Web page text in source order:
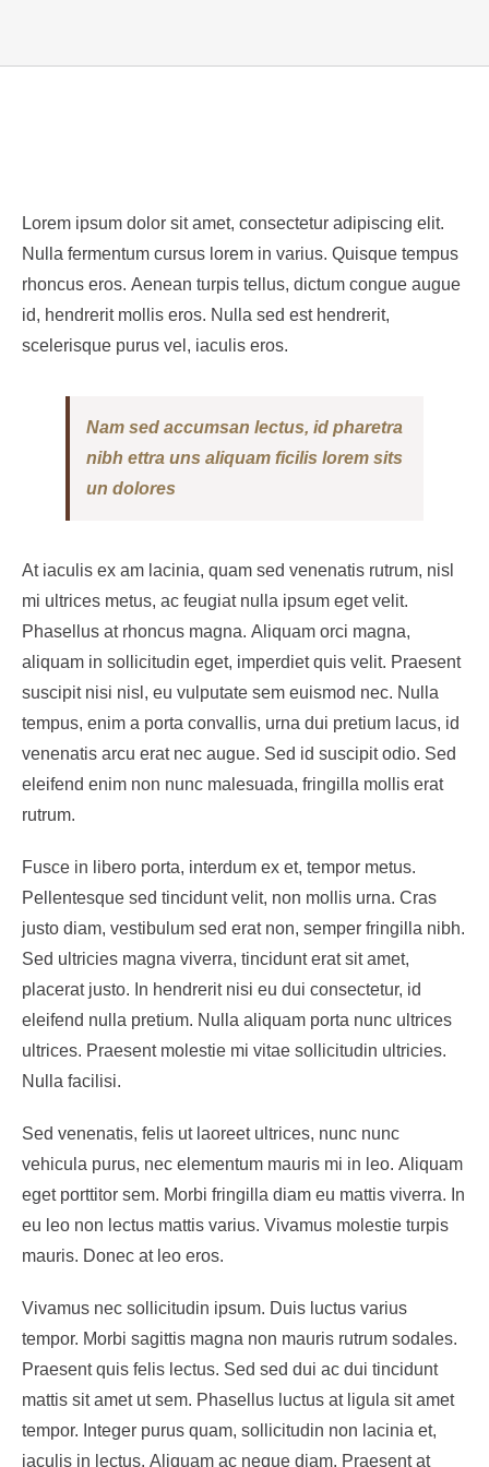
Lorem ipsum dolor sit amet, consectetur adipiscing elit.
Nulla fermentum cursus lorem in varius. Quisque tempus
rhoncus eros. Aenean turpis tellus, dictum congue augue
id, hendrerit mollis eros. Nulla sed est hendrerit,
scelerisque purus vel, iaculis eros.
Nam sed accumsan lectus, id pharetra
nibh ettra uns aliquam ficilis lorem sits
un dolores
At iaculis ex am lacinia, quam sed venenatis rutrum, nisl
mi ultrices metus, ac feugiat nulla ipsum eget velit.
Phasellus at rhoncus magna. Aliquam orci magna,
aliquam in sollicitudin eget, imperdiet quis velit. Praesent
suscipit nisi nisl, eu vulputate sem euismod nec. Nulla
tempus, enim a porta convallis, urna dui pretium lacus, id
venenatis arcu erat nec augue. Sed id suscipit odio. Sed
eleifend enim non nunc malesuada, fringilla mollis erat
rutrum.
Fusce in libero porta, interdum ex et, tempor metus.
Pellentesque sed tincidunt velit, non mollis urna. Cras
justo diam, vestibulum sed erat non, semper fringilla nibh.
Sed ultricies magna viverra, tincidunt erat sit amet,
placerat justo. In hendrerit nisi eu dui consectetur, id
eleifend nulla pretium. Nulla aliquam porta nunc ultrices
ultrices. Praesent molestie mi vitae sollicitudin ultricies.
Nulla facilisi.
Sed venenatis, felis ut laoreet ultrices, nunc nunc
vehicula purus, nec elementum mauris mi in leo. Aliquam
eget porttitor sem. Morbi fringilla diam eu mattis viverra. In
eu leo non lectus mattis varius. Vivamus molestie turpis
mauris. Donec at leo eros.
Vivamus nec sollicitudin ipsum. Duis luctus varius
tempor. Morbi sagittis magna non mauris rutrum sodales.
Praesent quis felis lectus. Sed sed dui ac dui tincidunt
mattis sit amet ut sem. Phasellus luctus at ligula sit amet
tempor. Integer purus quam, sollicitudin non lacinia et,
iaculis in lectus. Aliquam ac neque diam. Praesent at